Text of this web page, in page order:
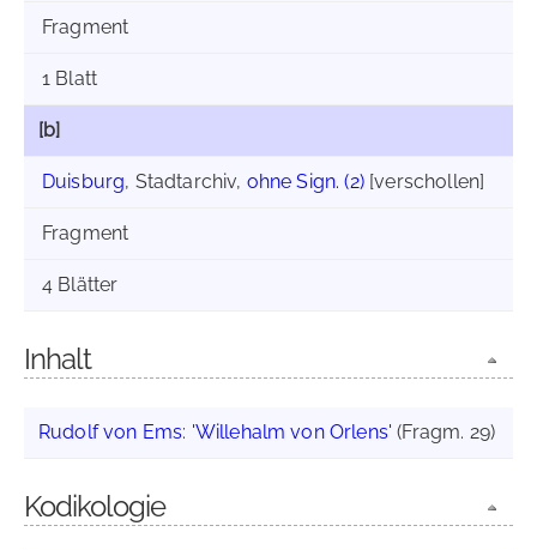
Fragment
1 Blatt
[b]
Duisburg, Stadtarchiv, ohne Sign. (2)[verschollen]
Fragment
4 Blätter
Inhalt
Rudolf von Ems: 'Willehalm von Orlens' (Fragm. 29)
Kodikologie